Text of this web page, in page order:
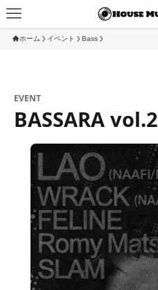
ホーム イベント Bass
EVENT
BASSARA vol.2